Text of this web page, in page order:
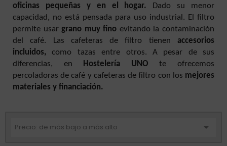
oficinas pequeñas y en el hogar. Dado su menor
capacidad, no está pensada para uso industrial.
El filtro
permite usar grano muy fino evitando la contaminación
del café. Las cafeteras de filtro tienen accesorios
incluidos, como tazas entre otros. A pesar de sus
diferencias, en
Hostelería UNO te ofrecemos
percoladoras de café y cafeteras de filtro con los mejores
materiales y financiación.
Precio: de más bajo a más alto 